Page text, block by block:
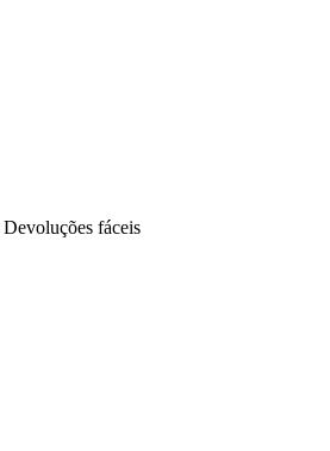
Devoluções fáceis